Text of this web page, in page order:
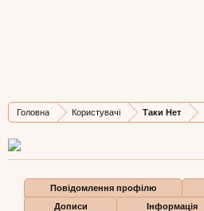
Головна Користувачі Таки Нет
Дописів
310
Карма
0
Бали
0
Повідомлення профілю
Дописи
Інформація